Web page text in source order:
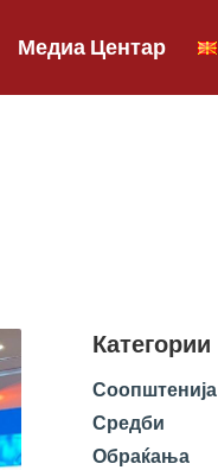
Медиа Центар
Категории
Соопштенија
Средби
Обраќања